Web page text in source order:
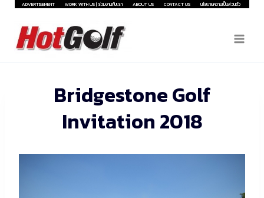
Skip
content
ADVERTISEMENT WORK WITH US | ร่วมงานกับเรา ABOUT US CONTACT US นโยบายความเป็นส่วนตัว
Bridgestone Golf
Invitation 2018